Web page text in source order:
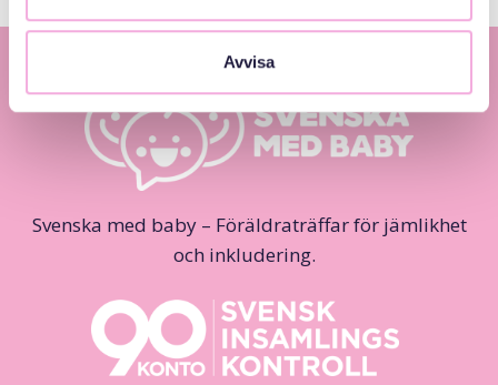
Avvisa
Svenska med baby – Föräldraträffar för jämlikhet
och inkludering.